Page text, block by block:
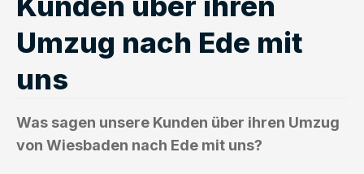
Umzug nach Ede mit
uns
Was sagen unsere Kunden über ihren Umzug
von Wiesbaden nach Ede mit uns?